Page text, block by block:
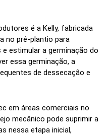
é a Kelly, fabricada
no pré-plantio para
estimular a germinação do
essa germinação, a
de dessecação e
em áreas comerciais no
mecânico pode suprimir a
nessa etapa inicial,